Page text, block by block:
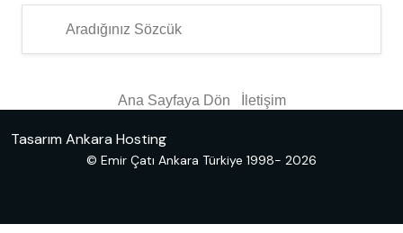
Ana Sayfaya Dön İletişim
Tasarım Ankara Hosting
© Emir Çatı Ankara Türkiye 1998- 2026